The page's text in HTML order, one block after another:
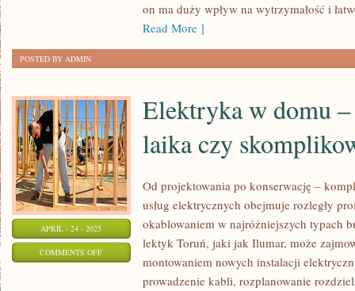
on ma duży wpływ na wytrzymałość i
Read More ]
POSTED BY ADMIN
APRIL - 24 - 2025
COMMENTS OFFON
Elektryka w domu –
laika czy
Od projektowania po konserwację –
usług elektrycznych obejmuje rozległy
okablowaniem w najróżniejszych typach
lektyk Toruń, jaki jak Ilumar, może
montowaniem nowych instalacji
prowadzenie kabli, rozplanowanie